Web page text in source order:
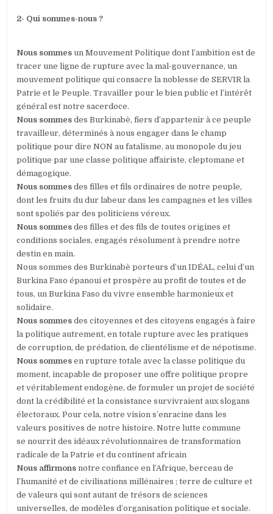
2- Qui sommes-nous ?
Nous sommes un Mouvement Politique dont l’ambition est de
tracer une ligne de rupture avec la mal-gouvernance, un
mouvement politique qui consacre la noblesse de SERVIR la
Patrie et le Peuple. Travailler pour le bien public et l’intérêt
général est notre sacerdoce.
Nous sommes des Burkinabè, fiers d’appartenir à ce peuple
travailleur, déterminés à nous engager dans le champ
politique pour dire NON au fatalisme, au monopole du jeu
politique par une classe politique affairiste, cleptomane et
démagogique.
Nous sommes des filles et fils ordinaires de notre peuple,
dont les fruits du dur labeur dans les campagnes et les villes
sont spoliés par des politiciens véreux.
Nous sommes des filles et des fils de toutes origines et
conditions sociales, engagés résolument à prendre notre
destin en main.
Nous sommes des Burkinabè porteurs d’un IDÉAL, celui d’un
Burkina Faso épanoui et prospère au profit de toutes et de
tous, un Burkina Faso du vivre ensemble harmonieux et
solidaire.
Nous sommes des citoyennes et des citoyens engagés à faire
la politique autrement, en totale rupture avec les pratiques
de corruption, de prédation, de clientélisme et de népotisme.
Nous sommes en rupture totale avec la classe politique du
moment, incapable de proposer une offre politique propre
et véritablement endogène, de formuler un projet de société
dont la crédibilité et la consistance survivraient aux slogans
électoraux. Pour cela, notre vision s’enracine dans les
valeurs positives de notre histoire. Notre lutte commune
se nourrit des idéaux révolutionnaires de transformation
radicale de la Patrie et du continent africain
Nous affirmons notre confiance en l’Afrique, berceau de
l’humanité et de civilisations millénaires ; terre de culture et
de valeurs qui sont autant de trésors de sciences
universelles, de modèles d’organisation politique et sociale.